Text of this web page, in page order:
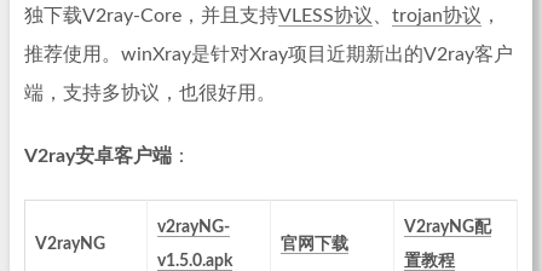
独下载V2ray-Core，并且支持VLESS协议 trojan协议 ，
推荐使用。winXray是针对Xray项目近期新出的V2ray客户
端，支持多协议，也很好用。
V2ray安卓客户端 ：
V2rayNG
v2rayNG-
v1.5.0.apk
官网下载
V2rayNG配
置教程